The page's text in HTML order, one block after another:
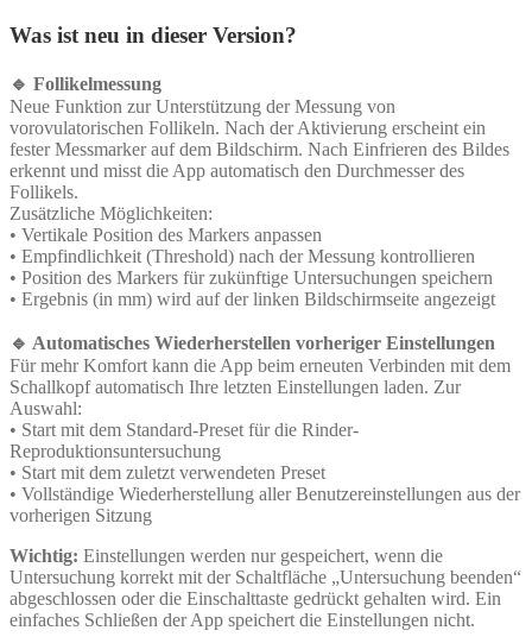
Was ist neu in dieser Version?
🔹 Follikelmessung
Neue Funktion zur Unterstützung der Messung von
vorovulatorischen Follikeln. Nach der Aktivierung erscheint ein
fester Messmarker auf dem Bildschirm. Nach Einfrieren des Bildes
erkennt und misst die App automatisch den Durchmesser des
Follikels.
Zusätzliche Möglichkeiten:
• Vertikale Position des Markers anpassen
• Empfindlichkeit (Threshold) nach der Messung kontrollieren
• Position des Markers für zukünftige Untersuchungen speichern
• Ergebnis (in mm) wird auf der linken Bildschirmseite angezeigt
🔹 Automatisches Wiederherstellen vorheriger Einstellungen
Für mehr Komfort kann die App beim erneuten Verbinden mit dem
Schallkopf automatisch Ihre letzten Einstellungen laden. Zur
Auswahl:
• Start mit dem Standard-Preset für die Rinder-
Reproduktionsuntersuchung
• Start mit dem zuletzt verwendeten Preset
• Vollständige Wiederherstellung aller Benutzereinstellungen aus der
vorherigen Sitzung
Wichtig: Einstellungen werden nur gespeichert, wenn die
Untersuchung korrekt mit der Schaltfläche „Untersuchung beenden“
abgeschlossen oder die Einschalttaste gedrückt gehalten wird. Ein
einfaches Schließen der App speichert die Einstellungen nicht.